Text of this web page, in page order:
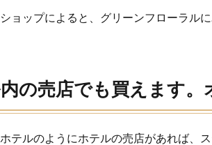
ョップによると、グリーンフローラル
の売店でも買えます。
テルのようにホテルの売店があれば、